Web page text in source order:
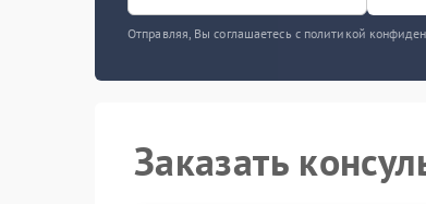
Отправляя, Вы соглашаетесь с политикой
Заказать